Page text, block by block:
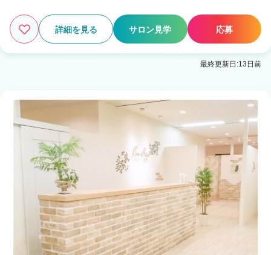
詳細を見る サロン見学 応募
最終更新日:13日前